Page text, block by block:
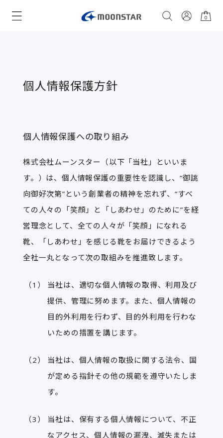
0
個人情報保護方針
個人情報保護への取り組み
株式会社ムーンスター（以下「当社」といいま
す。）は、個人情報保護の重要性を認識し、“御誂
向御好次第”という創業者の精神を忘れず、“すべ
ての人々の「笑顔」と「しあわせ」のために”を経
営理念として、全ての人々が「笑顔」になれる
靴、「しあわせ」を感じる靴をお届けできるよう
全社一丸となって次の取組みを推進致します。
当社は、適切な個人情報の取得、利用及び
提供、管理に努めます。また、個人情報の
目的外利用を行わず、目的外利用を行わな
いための措置を講じます。
当社は、個人情報の取扱に関する法令、国
が定める指針その他の規範を遵守いたしま
す。
当社は、保有する個人情報について、不正
なアクセス、個人情報の漏洩、滅失または